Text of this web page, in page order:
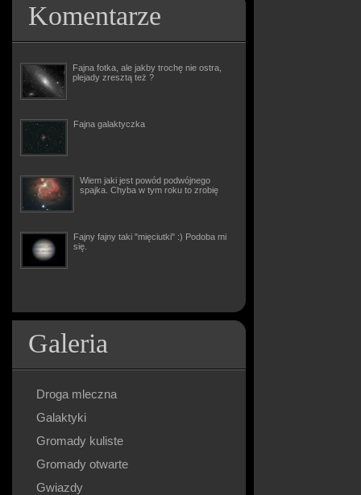
Komentarze
Fajna fotka, ale jakby trochę nie ostra,
plejady zresztą też ?
Fajna galaktyczka
Wiem jaki jest powód podwójnego
spajka. Chyba w tym roku to zrobię
Fajny fajny taki "mięciutki" :) Podoba mi
się.
Galeria
Droga mleczna
Galaktyki
Gromady kuliste
Gromady otwarte
Gwiazdy